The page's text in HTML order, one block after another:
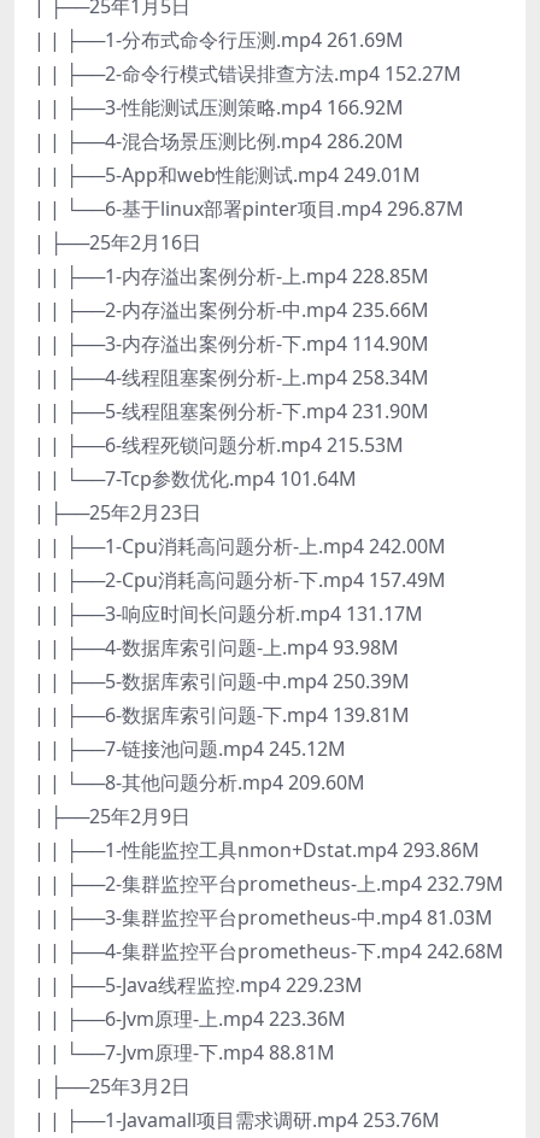
| ├──25年1月5日
| | ├──1-分布式命令行压测.mp4 261.69M
| | ├──2-命令行模式错误排查方法.mp4 152.27M
| | ├──3-性能测试压测策略.mp4 166.92M
| | ├──4-混合场景压测比例.mp4 286.20M
| | ├──5-App和web性能测试.mp4 249.01M
| | └──6-基于linux部署pinter项目.mp4 296.87M
| ├──25年2月16日
| | ├──1-内存溢出案例分析-上.mp4 228.85M
| | ├──2-内存溢出案例分析-中.mp4 235.66M
| | ├──3-内存溢出案例分析-下.mp4 114.90M
| | ├──4-线程阻塞案例分析-上.mp4 258.34M
| | ├──5-线程阻塞案例分析-下.mp4 231.90M
| | ├──6-线程死锁问题分析.mp4 215.53M
| | └──7-Tcp参数优化.mp4 101.64M
| ├──25年2月23日
| | ├──1-Cpu消耗高问题分析-上.mp4 242.00M
| | ├──2-Cpu消耗高问题分析-下.mp4 157.49M
| | ├──3-响应时间长问题分析.mp4 131.17M
| | ├──4-数据库索引问题-上.mp4 93.98M
| | ├──5-数据库索引问题-中.mp4 250.39M
| | ├──6-数据库索引问题-下.mp4 139.81M
| | ├──7-链接池问题.mp4 245.12M
| | └──8-其他问题分析.mp4 209.60M
| ├──25年2月9日
| | ├──1-性能监控工具nmon+Dstat.mp4 293.86M
| | ├──2-集群监控平台prometheus-上.mp4 232.79M
| | ├──3-集群监控平台prometheus-中.mp4 81.03M
| | ├──4-集群监控平台prometheus-下.mp4 242.68M
| | ├──5-Java线程监控.mp4 229.23M
| | ├──6-Jvm原理-上.mp4 223.36M
| | └──7-Jvm原理-下.mp4 88.81M
| ├──25年3月2日
| | ├──1-Javamall项目需求调研.mp4 253.76M